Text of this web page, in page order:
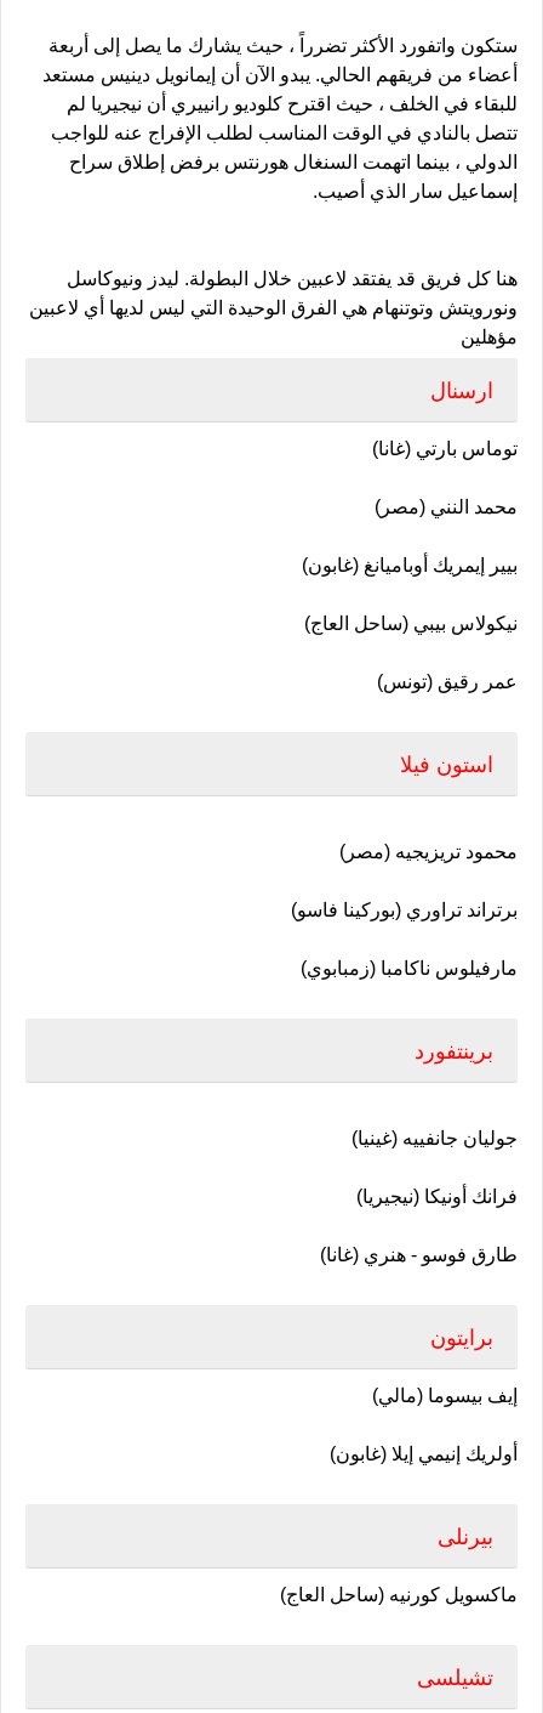
ستكون واتفورد الأكثر تضرراً ، حيث يشارك ما يصل إلى أربعة
أعضاء من فريقهم الحالي. يبدو الآن أن إيمانويل دينيس مستعد
للبقاء في الخلف ، حيث اقترح كلوديو رانييري أن نيجيريا لم
تتصل بالنادي في الوقت المناسب لطلب الإفراج عنه للواجب
الدولي ، بينما اتهمت السنغال هورنتس برفض إطلاق سراح
إسماعيل سار الذي أصيب.
هنا كل فريق قد يفتقد لاعبين خلال البطولة. ليدز ونيوكاسل
ونورويتش وتوتنهام هي الفرق الوحيدة التي ليس لديها أي لاعبين
مؤهلين
ارسنال
توماس بارتي (غانا)
محمد النني (مصر)
بيير إيمريك أوباميانغ (غابون)
نيكولاس بيبي (ساحل العاج)
عمر رقيق (تونس)
استون فيلا
محمود تريزيجيه (مصر)
برتراند تراوري (بوركينا فاسو)
مارفيلوس ناكامبا (زمبابوي)
برينتفورد
جوليان جانفييه (غينيا)
فرانك أونيكا (نيجيريا)
طارق فوسو - هنري (غانا)
برايتون
إيف بيسوما (مالي)
أولريك إنيمي إيلا (غابون)
بيرنلى
ماكسويل كورنيه (ساحل العاج)
تشيلسى